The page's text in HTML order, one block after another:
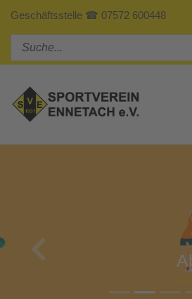
Geschäftsstelle ☎ 07572 600448
Abteilung
Previous